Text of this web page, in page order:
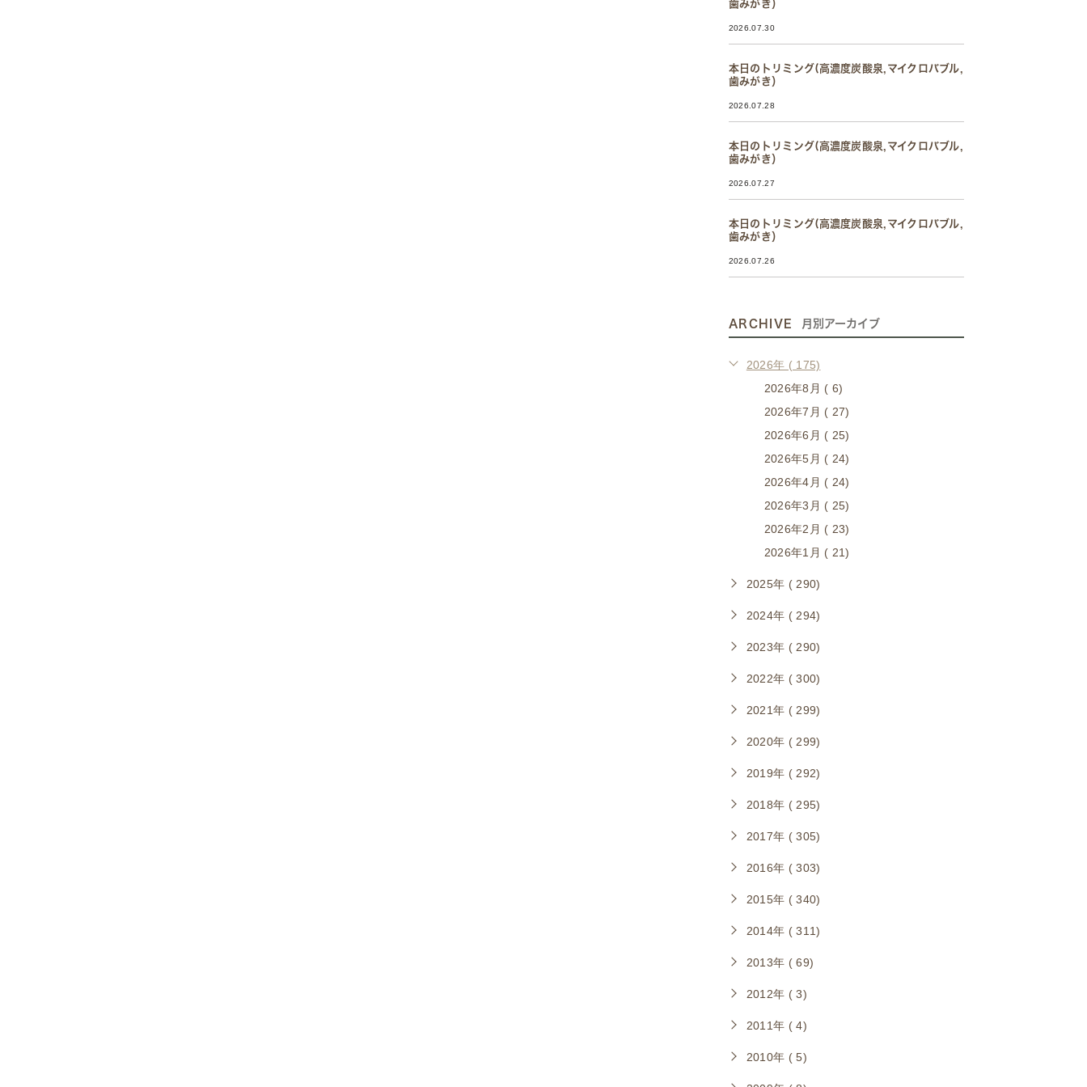
歯みがき）
2026.07.30
本日のトリミング(高濃度炭酸泉,マイクロバブル,
歯みがき）
2026.07.28
本日のトリミング(高濃度炭酸泉,マイクロバブル,
歯みがき）
2026.07.27
本日のトリミング(高濃度炭酸泉,マイクロバブル,
歯みがき）
2026.07.26
ARCHIVE 月別アーカイブ
2026年 ( 175)
2026年8月 ( 6)
2026年7月 ( 27)
2026年6月 ( 25)
2026年5月 ( 24)
2026年4月 ( 24)
2026年3月 ( 25)
2026年2月 ( 23)
2026年1月 ( 21)
2025年 ( 290)
2024年 ( 294)
2023年 ( 290)
2022年 ( 300)
2021年 ( 299)
2020年 ( 299)
2019年 ( 292)
2018年 ( 295)
2017年 ( 305)
2016年 ( 303)
2015年 ( 340)
2014年 ( 311)
2013年 ( 69)
2012年 ( 3)
2011年 ( 4)
2010年 ( 5)